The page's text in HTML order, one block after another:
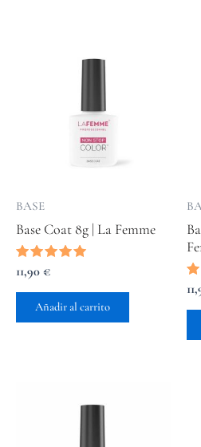
BASE
Base Coat 8g | La Femme
Valorado
con
4.80
de 5
11,90 €
Añadir al carrito